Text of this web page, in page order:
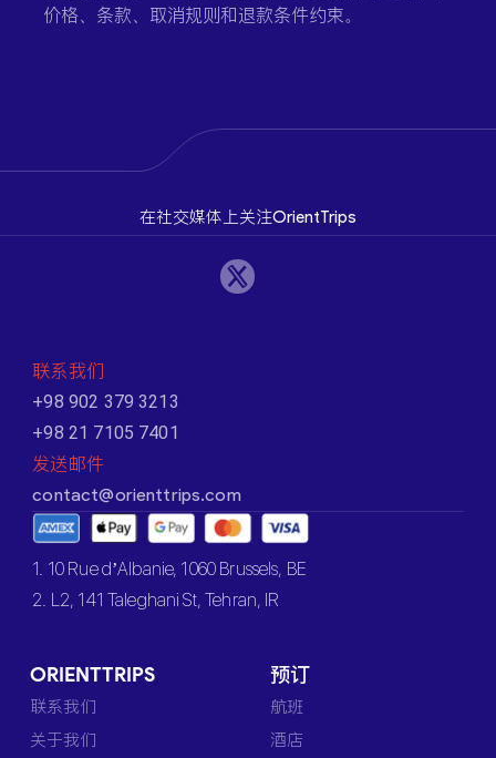
价格、条款、取消规则和退款条件约束。
在社交媒体上关注OrientTrips
联系我们
+98 902 379 3213
+98 21 7105 7401
发送邮件
contact@orienttrips.com
1. 10 Rue d’Albanie, 1060 Brussels, BE
2. L2, 141 Taleghani St, Tehran, IR
ORIENTTRIPS
联系我们
关于我们
预订
航班
酒店